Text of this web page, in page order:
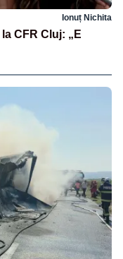
Ionuț Nichita
CFR Cluj: „E